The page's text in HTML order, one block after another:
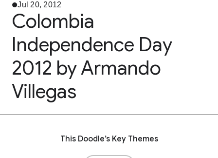
Jul 20, 2012
Colombia
Independence Day
2012 by Armando
Villegas
This Doodle’s Key Themes